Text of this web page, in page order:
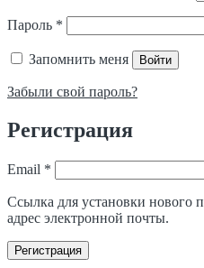
Пароль *
Запомнить меня Войти
Забыли свой пароль?
Регистрация
Email *
Ссылка для установки нового
адрес электронной почты.
Регистрация